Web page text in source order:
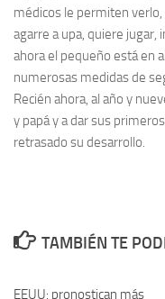
médicos le permiten verlo,
agarre a upa, quiere jugar,
ahora el pequeño está en
numerosas medidas de
Recién ahora, al año y
y papá y a dar sus
retrasado su desarrollo.
TAMBIÉN TE
EEUU: pronostican más